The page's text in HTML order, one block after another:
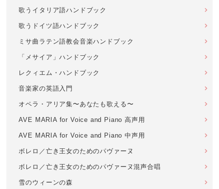
歌うイタリア語ハンドブック
歌うドイツ語ハンドブック
ミサ曲ラテン語教会音楽ハンドブック
「メサイア」ハンドブック
レクィエム・ハンドブック
音楽家の英語入門
オペラ・アリア集〜あなたも歌える〜
AVE MARIA for Voice and Piano 高声用
AVE MARIA for Voice and Piano 中声用
ボレロ／亡き王女のためのパヴァーヌ
ボレロ／亡き王女のためのパヴァーヌ混声合唱
雪のウィーンの森